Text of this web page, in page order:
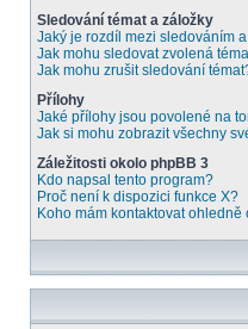
Sledování témat a záložky
Jaký je rozdíl mezi sledováním
Jak mohu sledovat zvolená
Jak mohu zrušit sledování
Přílohy
Jaké přílohy jsou povolené na
Jak si mohu zobrazit všechny
Záležitosti okolo phpBB 3
Kdo napsal tento program?
Proč není k dispozici funkce X?
Koho mám kontaktovat